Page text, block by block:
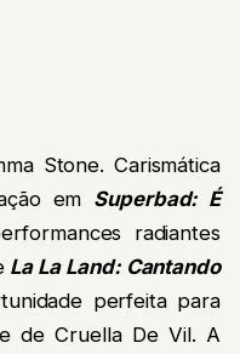
Stone. Carismática
em Superbad: É
radiantes
La La Land: Cantando
perfeita para
de Cruella De Vil. A